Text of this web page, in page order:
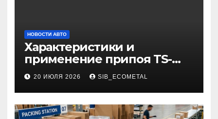
НОВОСТИ АВТО
Характеристики и
применение припоя TS-
99.35050
20 ИЮЛЯ 2026 SIB_ECOMETAL